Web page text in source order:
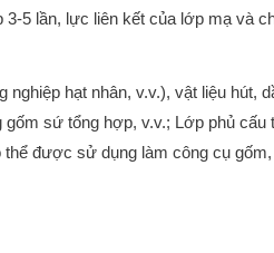
5 lần, lực liên kết của lớp mạ và
hạt nhân, v.v.), vật liệu hút,
sứ tổng hợp, v.v.; Lớp phủ
được sử dụng làm công cụ